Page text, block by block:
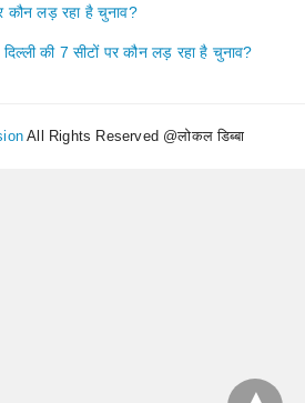
कौन लड़ रहा है चुनाव?
की 7 सीटों पर कौन लड़ रहा है चुनाव?
All Rights Reserved @लोकल डिब्बा